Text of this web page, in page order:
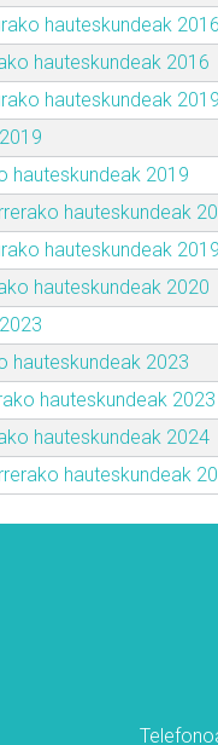
hauteskundeak 2016
hauteskundeak 2016
hauteskundeak 2019
hauteskundeak 2019
hauteskundeak
hauteskundeak 2019
hauteskundeak 2020
hauteskundeak 2023
hauteskundeak 2023
hauteskundeak 2024
hauteskundeak